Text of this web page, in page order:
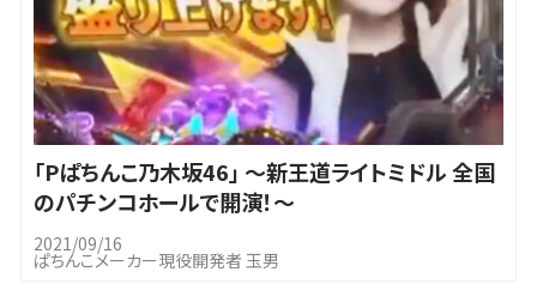
｢Pぱちんこ乃木坂46」 ～新王道ライトミドル 全国
のパチンコホールで開演！～
2021/09/16
ぱちんこメーカー現役開発者 玉男